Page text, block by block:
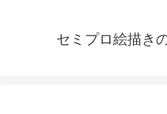
セミプロ絵描き